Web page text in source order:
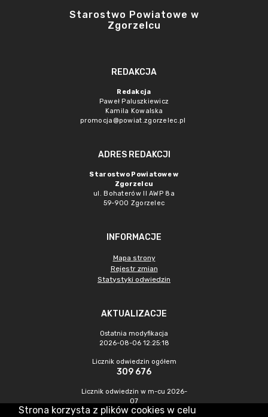
Starostwo Powiatowe w
Zgorzelcu
REDAKCJA
Redakcja
Paweł Paluszkiewicz
Kamila Kowalska
promocja@powiat.zgorzelec.pl
ADRES REDAKCJI
Starostwo Powiatowe w
Zgorzelcu
ul. Bohaterów II AWP 8a
59-900 Zgorzelec
INFORMACJE
Mapa strony
Rejestr zmian
Statystyki odwiedzin
AKTUALIZACJE
Ostatnia modyfikacja
2026-08-06 12:25:18
Licznik odwiedzin ogółem
309 676
Licznik odwiedzin w m-cu 2026-
07
374
Strona korzysta z plików cookies w celu